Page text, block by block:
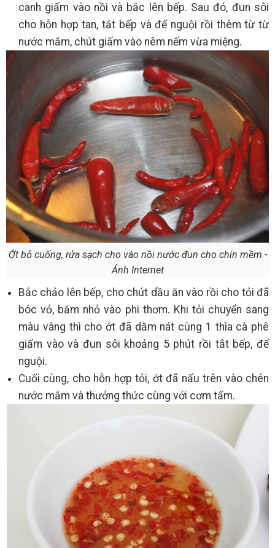
canh giấm vào nồi và bắc lên bếp. Sau đó, đun sôi
cho hỗn hợp tan, tắt bếp và để nguội rồi thêm từ từ
nước mắm, chút giấm vào nêm nếm vừa miệng.
Ớt bỏ cuống, rửa sạch cho vào nồi nước đun cho chín mềm -
Ảnh Internet
Bắc chảo lên bếp, cho chút dầu ăn vào rồi cho tỏi đã
bóc vỏ, băm nhỏ vào phi thơm. Khi tỏi chuyển sang
màu vàng thì cho ớt đã dằm nát cùng 1 thìa cà phê
giấm vào và đun sôi khoảng 5 phút rồi tắt bếp, để
nguội.
Cuối cùng, cho hỗn hợp tỏi, ớt đã nấu trên vào chén
nước mắm và thưởng thức cùng với cơm tấm.